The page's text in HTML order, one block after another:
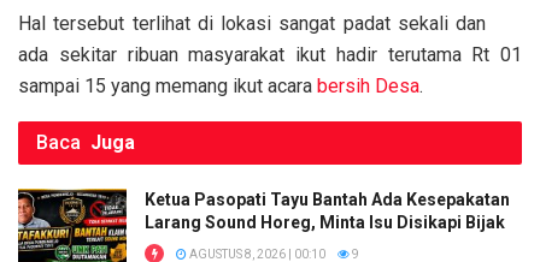
o
o
k
A
p
p
n
k
Hal tersebut terlihat di lokasi sangat padat sekali dan
ada sekitar ribuan masyarakat ikut hadir terutama Rt 01
sampai 15 yang memang ikut acara bersih Desa.
Baca Juga
Ketua Pasopati Tayu Bantah Ada Kesepakatan
Larang Sound Horeg, Minta Isu Disikapi Bijak
AGUSTUS 8, 2026 | 00:10 9